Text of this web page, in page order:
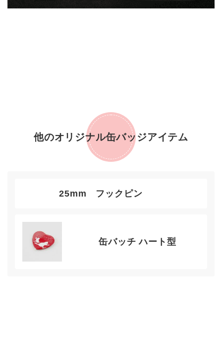
他のオリジナル缶バッジアイテム
25mm フックピン
缶バッチ ハート型